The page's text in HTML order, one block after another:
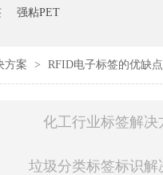
强粘PET
方案 > RFID电子标签的优缺
化工行业标签解决
垃圾分类标签标识解